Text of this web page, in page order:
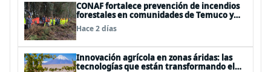
CONAF fortalece prevención de incendios
forestales en comunidades de Temuco y
Galvarino
Hace 2 días
Innovación agrícola en zonas áridas: las
tecnologías que están transformando el